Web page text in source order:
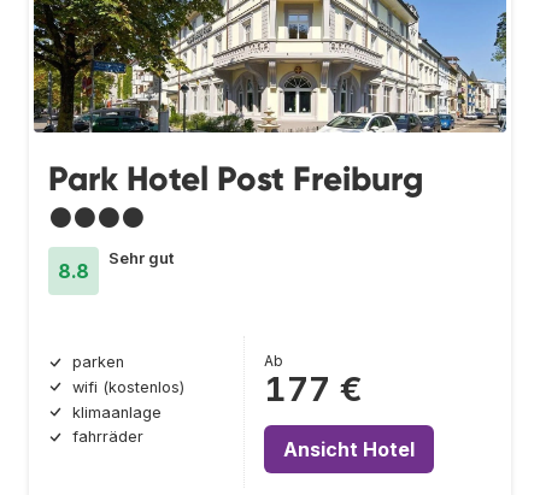
Park Hotel Post Freiburg
●●●●
8.8
Sehr gut
parken
wifi (kostenlos)
klimaanlage
fahrräder
Ab
177 €
Ansicht Hotel